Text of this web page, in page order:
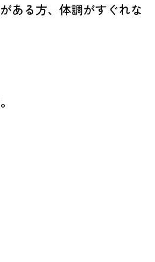
ある方、体調がすぐれな